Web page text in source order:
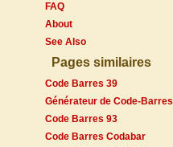
FAQ
About
See Also
Pages similaires
Code Barres 39
Générateur de Code-Barres
Code Barres 93
Code Barres Codabar